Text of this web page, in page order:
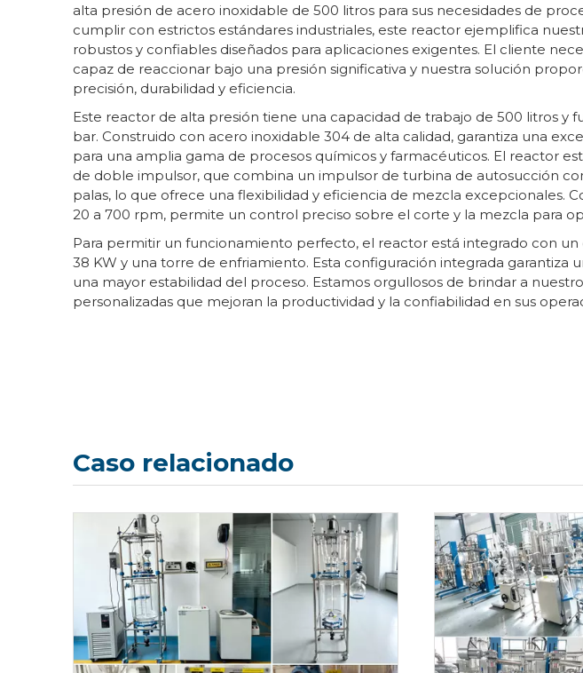
alta presión de acero inoxidable de 500 litros para sus necesidades de
cumplir con estrictos estándares industriales, este reactor ejemplifica
robustos y confiables diseñados para aplicaciones exigentes. El cliente
capaz de reaccionar bajo una presión significativa y nuestra solución
precisión, durabilidad y eficiencia.
Este reactor de alta presión tiene una capacidad de trabajo de 500 litros y
bar. Construido con acero inoxidable 304 de alta calidad, garantiza una
para una amplia gama de procesos químicos y farmacéuticos. El reactor
de doble impulsor, que combina un impulsor de turbina de autosucción
palas, lo que ofrece una flexibilidad y eficiencia de mezcla excepcionales.
20 a 700 rpm, permite un control preciso sobre el corte y la mezcla para
Para permitir un funcionamiento perfecto, el reactor está integrado con
38 KW y una torre de enfriamiento. Esta configuración integrada garantiza
una mayor estabilidad del proceso. Estamos orgullosos de brindar a
personalizadas que mejoran la productividad y la confiabilidad en sus
Caso relacionado